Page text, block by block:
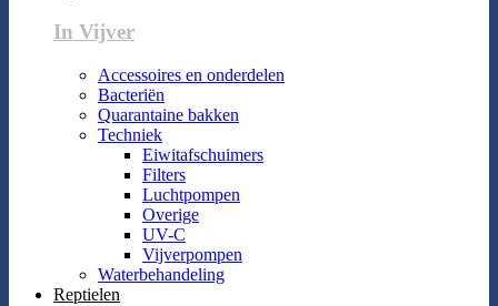
In Vijver
Accessoires en onderdelen
Bacteriën
Quarantaine bakken
Techniek
Eiwitafschuimers
Filters
Luchtpompen
Overige
UV-C
Vijverpompen
Waterbehandeling
Reptielen